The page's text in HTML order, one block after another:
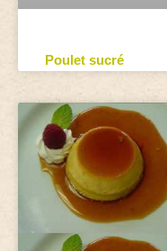
Poulet sucré